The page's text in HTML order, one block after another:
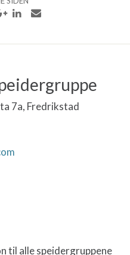
7a, Fredrikstad
til alle speidergruppene